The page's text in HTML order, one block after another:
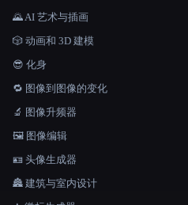
🌄 AI 艺术与插画
🎲 动画和 3D 建模
😎 化身
🔁 图像到图像的变化
🔬 图像升频器
🖼️ 图像编辑
🪪 头像生成器
🏯 建筑与室内设计